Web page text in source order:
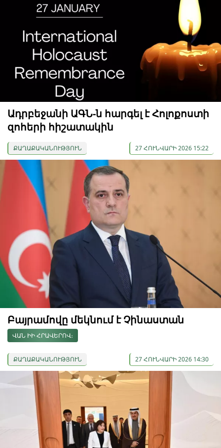
Ադրբեջանի ԱԳՆ-ն հարգել է Հոլոքոստի
զոհերի հիշատակին
ՔԱՂԱՔԱԿԱՆՈՒԹՅՈՒՆ 27 ՀՈՒՆՎԱՐԻ 2026 15:22
Բայրամովը մեկնում է Չինաստան
ՎԱՆ ԻԻ ՀՐԱՎԵՐՈՎ։
ՔԱՂԱՔԱԿԱՆՈՒԹՅՈՒՆ 27 ՀՈՒՆՎԱՐԻ 2026 14:30